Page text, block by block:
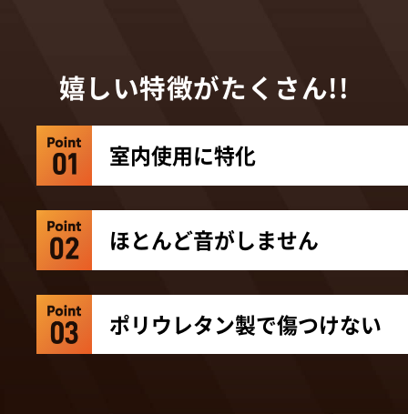
嬉しい特徴がたくさん!!
室内使用に特化
ほとんど音がしません
ポリウレタン製で傷つけない